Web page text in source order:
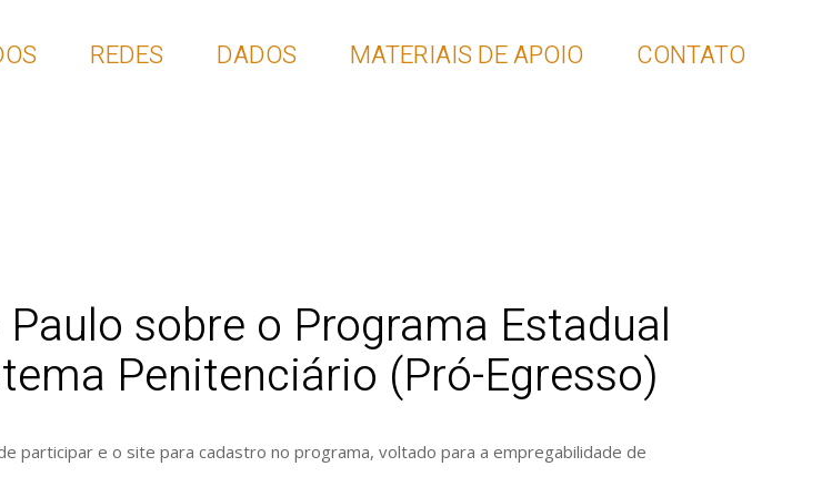
REDES DADOS MATERIAIS DE APOIO CONTATO
sobre o Programa Estadual
Penitenciário (Pró-Egresso)
participar e o site para cadastro no programa, voltado para a empregabilidade de